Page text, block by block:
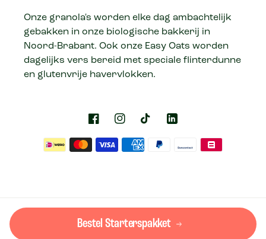
Bestel Starterspakket
Onze granola's worden elke dag ambachtelijk
gebakken in onze biologische bakkerij in
Noord-Brabant. Ook onze Easy Oats worden
dagelijks vers bereid met speciale flinterdunne
en glutenvrije havervlokken.